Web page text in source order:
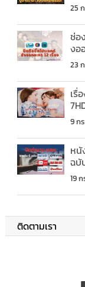
25
ช่อ
งอ
23
เรื่
9 ก
หนั
ฉบั
19
ติดตามเรา